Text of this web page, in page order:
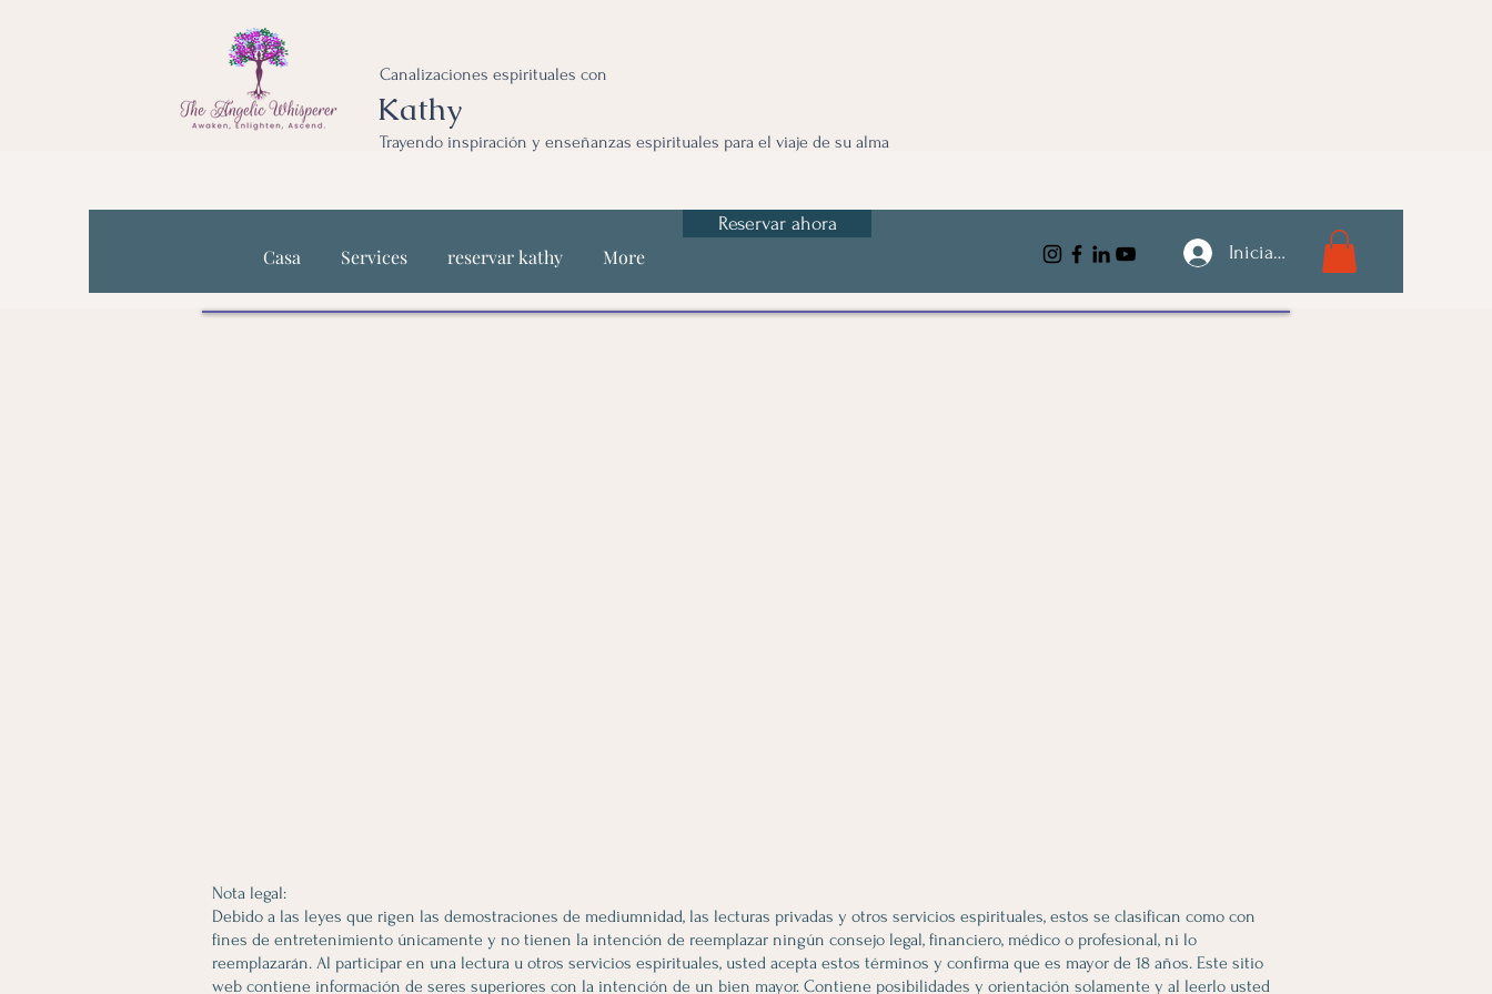
Kathy
Trayendo inspiración y enseñanzas espirituales para el viaje de su alma
Canalizaciones espirituales con
Casa Services reservar kathy More
Reservar ahora
Iniciar sesión
Nota legal:
Debido a las leyes que rigen las demostraciones de mediumnidad, las lecturas privadas y otros servicios espirituales, estos se clasifican como con
fines de entretenimiento únicamente y no tienen la intención de reemplazar ningún consejo legal, financiero, médico o profesional, ni lo
reemplazarán. Al participar en una lectura u otros servicios espirituales, usted acepta estos términos y confirma que es mayor de 18 años. Este sitio
web contiene información de seres superiores con la intención de un bien mayor. Contiene posibilidades y orientación solamente y al leerlo usted